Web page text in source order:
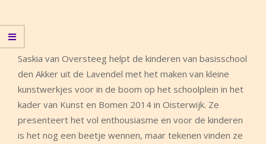
Saskia van Oversteeg helpt de kinderen van basisschool
den Akker uit de Lavendel met het maken van kleine
kunstwerkjes voor in de boom op het schoolplein in het
kader van Kunst en Bomen 2014 in Oisterwijk. Ze
presenteert het vol enthousiasme en voor de kinderen
is het nog een beetje wennen, maar tekenen vinden ze